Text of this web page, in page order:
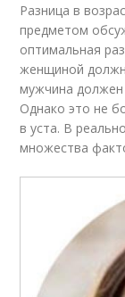
Разница в
предметом
оптимальная
женщиной
мужчина
Однако это не
в уста. В
множества